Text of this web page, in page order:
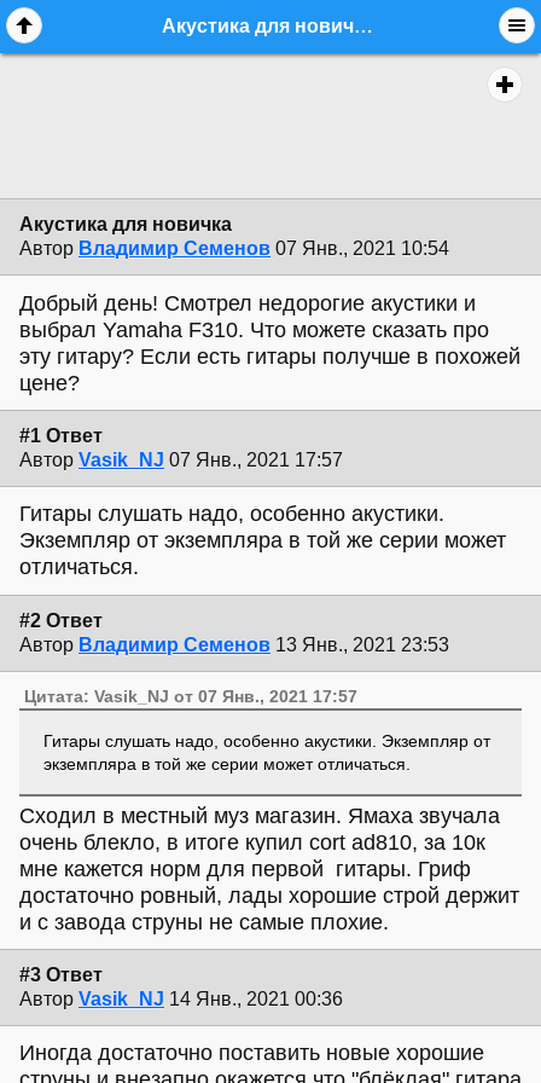
Акустика для новичка - equipment.beginner - Форум гитаристов
Акустика для новичка
Автор Владимир Семенов 07 Янв., 2021 10:54
Добрый день! Смотрел недорогие акустики и
выбрал Yamaha F310. Что можете сказать про
эту гитару? Если есть гитары получше в похожей
цене?
#1 Ответ
Автор Vasik_NJ 07 Янв., 2021 17:57
Гитары слушать надо, особенно акустики.
Экземпляр от экземпляра в той же серии может
отличаться.
#2 Ответ
Автор Владимир Семенов 13 Янв., 2021 23:53
Цитата: Vasik_NJ от 07 Янв., 2021 17:57
Гитары слушать надо, особенно акустики. Экземпляр от
экземпляра в той же серии может отличаться.
Сходил в местный муз магазин. Ямаха звучала
очень блекло, в итоге купил cort ad810, за 10к
мне кажется норм для первой гитары. Гриф
достаточно ровный, лады хорошие строй держит
и с завода струны не самые плохие.
#3 Ответ
Автор Vasik_NJ 14 Янв., 2021 00:36
Иногда достаточно поставить новые хорошие